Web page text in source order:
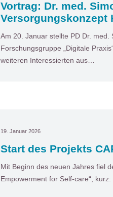
Vortrag: Dr. med.
Versorgungskonzept
Am 20. Januar stellte PD Dr.
Forschungsgruppe „Digitale
weiteren Interessierten aus…
19. Januar 2026
Start des Projekts
Mit Beginn des neuen Jahres fiel
Empowerment for Self-care“,